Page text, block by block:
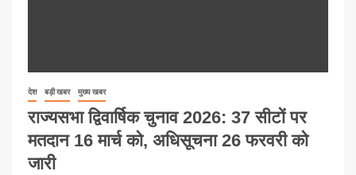
देश बड़ी खबर मुख्य खबर
राज्यसभा द्विवार्षिक चुनाव 2026: 37 सीटों पर
मतदान 16 मार्च को, अधिसूचना 26 फरवरी को
जारी